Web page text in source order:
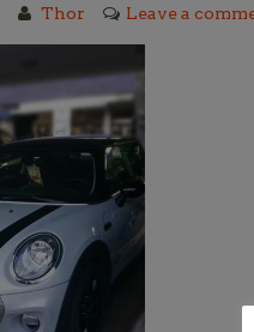
Thor Leave a